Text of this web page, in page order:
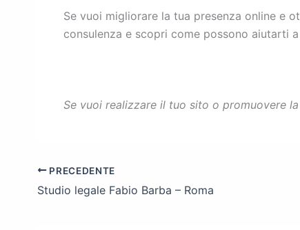
Se vuoi migliorare la tua presenza online e
consulenza e scopri come possono aiutarti
Se vuoi realizzare il tuo sito o promuovere
PRECEDENTE
Studio legale Fabio Barba – Roma